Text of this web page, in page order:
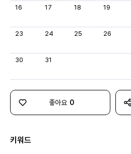
16 17 18 19
23 24 25 26
30 31
좋아요 0
키워드